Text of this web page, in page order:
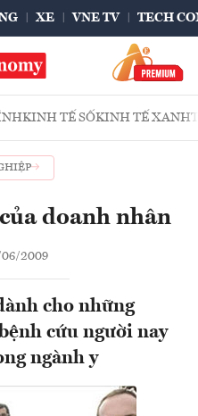
XE VNE TV TECH
KINH TẾ SỐKINH TẾ XANH
doanh nhân
06/2009
cho những
cứu người nay
ngành y